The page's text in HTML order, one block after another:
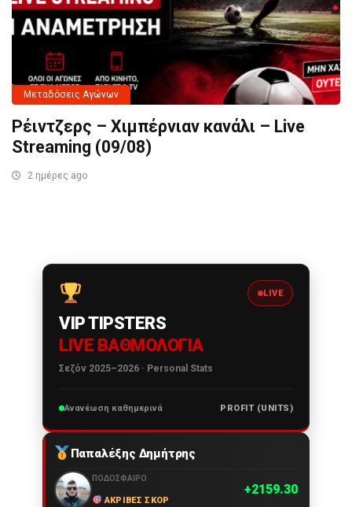
Μεταδόσεις Αγώνων
Ρέιντζερς – Χιμπέρνιαν κανάλι – Live
Streaming (09/08)
2 ημέρες ago
LIVE
VIP TIPSTERS
LIVE ΒΑΘΜΟΛΟΓΊΑ
Σεζόν 2025–2026 · Personal Stats
Ανανέωση καθημερινά PROFIT (UNITS)
Παπαλέξης Δημήτρης
ΠΟΔΌΣΦΑΙΡΟ
ΑΚΡΙΒΈΣ ΣΚΟΡ
2159.30